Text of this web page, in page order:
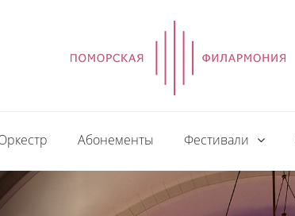
Абонементы Фестивали